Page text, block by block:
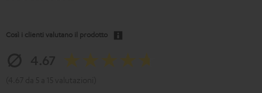
Così i clienti valutano il prodotto